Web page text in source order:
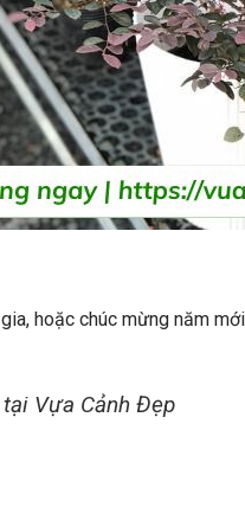
hoặc chúc mừng năm
tại Vựa Cảnh Đẹp